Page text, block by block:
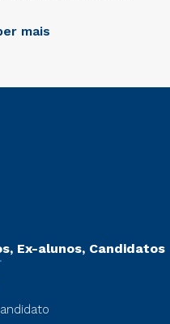
mais
Ex-alunos, Candidatos